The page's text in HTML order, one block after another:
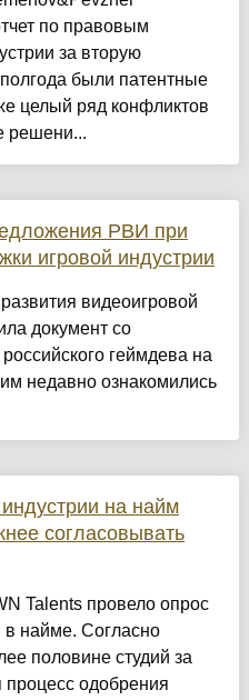
по правовым
за вторую
были патентные
целый ряд конфликтов
решени...
РВИ при
игровой индустрии
видеоигровой
документ со
геймдева на
недавно ознакомились
на найм
согласовывать
Talents провело опрос
в найме. Согласно
половине студий за
процесс одобрения